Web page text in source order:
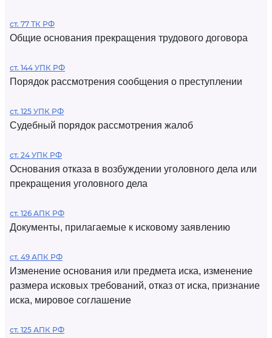
ст. 77 ТК РФ
Общие основания прекращения трудового договора
ст. 144 УПК РФ
Порядок рассмотрения сообщения о преступлении
ст. 125 УПК РФ
Судебный порядок рассмотрения жалоб
ст. 24 УПК РФ
Основания отказа в возбуждении уголовного дела или
прекращения уголовного дела
ст. 126 АПК РФ
Документы, прилагаемые к исковому заявлению
ст. 49 АПК РФ
Изменение основания или предмета иска, изменение
размера исковых требований, отказ от иска, признание
иска, мировое соглашение
ст. 125 АПК РФ